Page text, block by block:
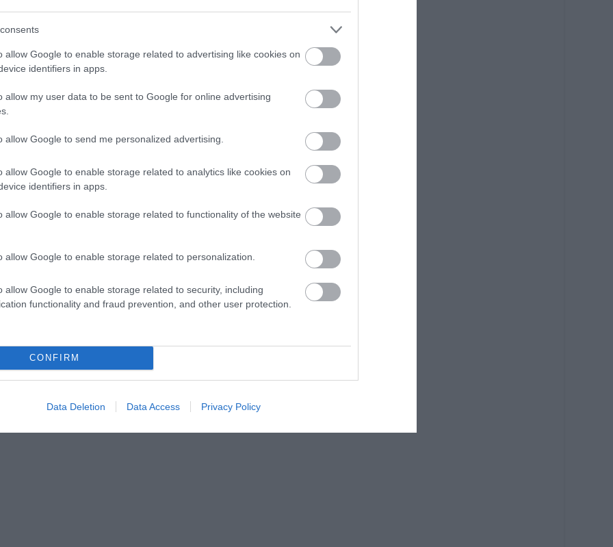
allow Google to enable storage related to advertising like cookies on
identifiers in apps.
allow my user data to be sent to Google for online advertising
allow Google to send me personalized advertising.
allow Google to enable storage related to analytics like cookies on
identifiers in apps.
allow Google to enable storage related to functionality of the website
allow Google to enable storage related to personalization.
allow Google to enable storage related to security, including
functionality and fraud prevention, and other user protection.
CONFIRM
Data Deletion Data Access Privacy Policy
szerencsésnek, sok küzdelem, várható, türelemre
pontok, amiket érdemes keresni, mert szerencsét
Kutya Évében:
szerencsét idén:
különítenek el. A születési
hova tartozunk: